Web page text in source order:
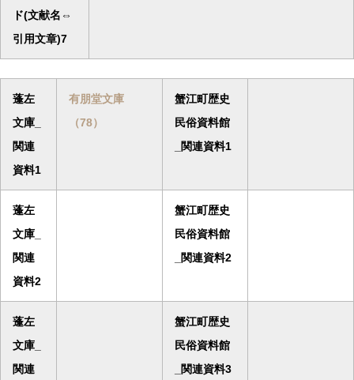
ド(文献名⇔
引用文章)7
蓬左
文庫_
関連
資料1
有朋堂文庫
（78）
蟹江町歴史
民俗資料館
_関連資料1
蓬左
文庫_
関連
資料2
蟹江町歴史
民俗資料館
_関連資料2
蓬左
文庫_
関連
蟹江町歴史
民俗資料館
_関連資料3